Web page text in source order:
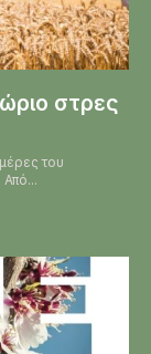
στρες
Από...